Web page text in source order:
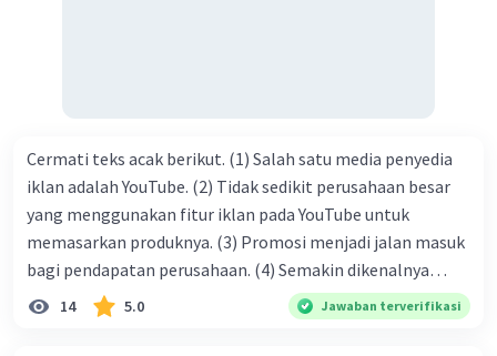
Cermati teks acak berikut. (1) Salah satu media penyedia
iklan adalah YouTube. (2) Tidak sedikit perusahaan besar
yang menggunakan fitur iklan pada YouTube untuk
memasarkan produknya. (3) Promosi menjadi jalan masuk
bagi pendapatan perusahaan. (4) Semakin dikenalnya
suatu produk oleh konsumen, semakin besar pula peluang
14 5.0 Jawaban terverifikasi